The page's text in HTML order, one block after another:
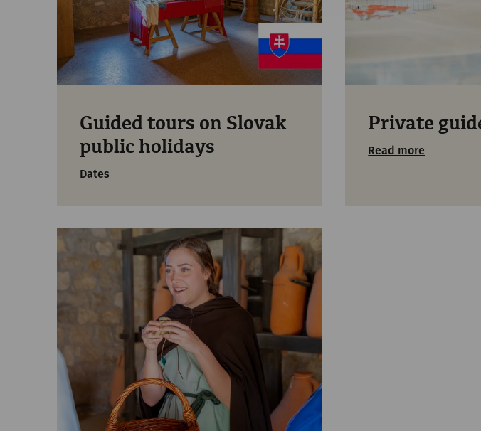
Guided tours on Slovak
public holidays
Dates
Private
Read more